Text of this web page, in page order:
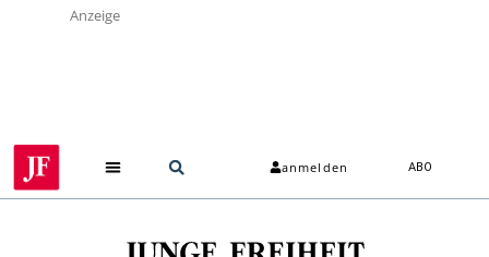
Anzeige
anmelden ABO